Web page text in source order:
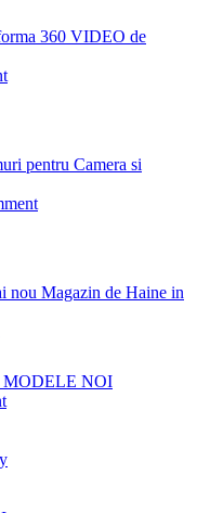
360 VIDEO de
pentru Camera si
nou Magazin de Haine in
MODELE NOI